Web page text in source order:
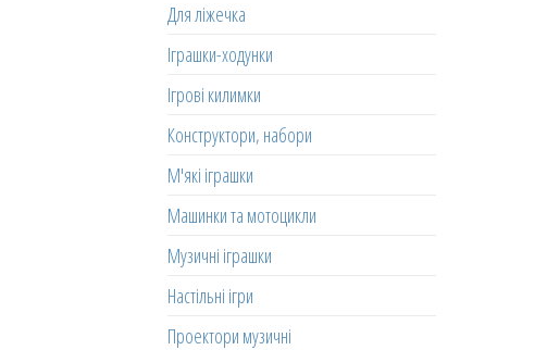
Для ліжечка
Іграшки-ходунки
Ігрові килимки
Конструктори, набори
М'які іграшки
Машинки та мотоцикли
Музичні іграшки
Настільні ігри
Проектори музичні